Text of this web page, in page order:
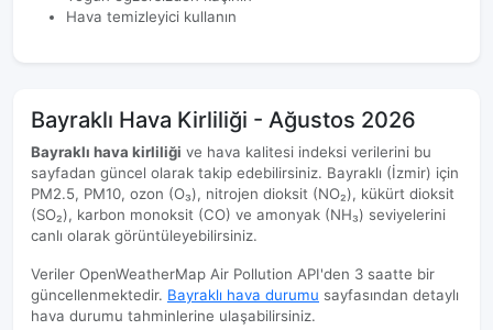
Hava temizleyici kullanın
Bayraklı Hava Kirliliği - Ağustos 2026
Bayraklı hava kirliliği ve hava kalitesi indeksi verilerini bu
sayfadan güncel olarak takip edebilirsiniz. Bayraklı (İzmir) için
PM2.5, PM10, ozon (O₃), nitrojen dioksit (NO₂), kükürt dioksit
(SO₂), karbon monoksit (CO) ve amonyak (NH₃) seviyelerini
canlı olarak görüntüleyebilirsiniz.
Veriler OpenWeatherMap Air Pollution API'den 3 saatte bir
güncellenmektedir. Bayraklı hava durumu sayfasından detaylı
hava durumu tahminlerine ulaşabilirsiniz.